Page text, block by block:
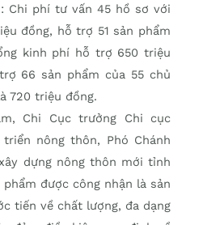
Chi phí tư vấn 45 hồ sơ với
đồng, hỗ trợ 51 sản phẩm
kinh phí hỗ trợ 650 triệu
66 sản phẩm của 55 chủ
720 triệu đồng.
Chi Cục trưởng Chi cục
nông thôn, Phó Chánh
dựng nông thôn mới tỉnh
phẩm được công nhận là sản
tiến về chất lượng, đa dạng